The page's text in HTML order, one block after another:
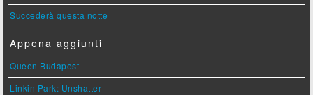
Succederà questa notte
Appena aggiunti
Queen Budapest
Linkin Park: Unshatter